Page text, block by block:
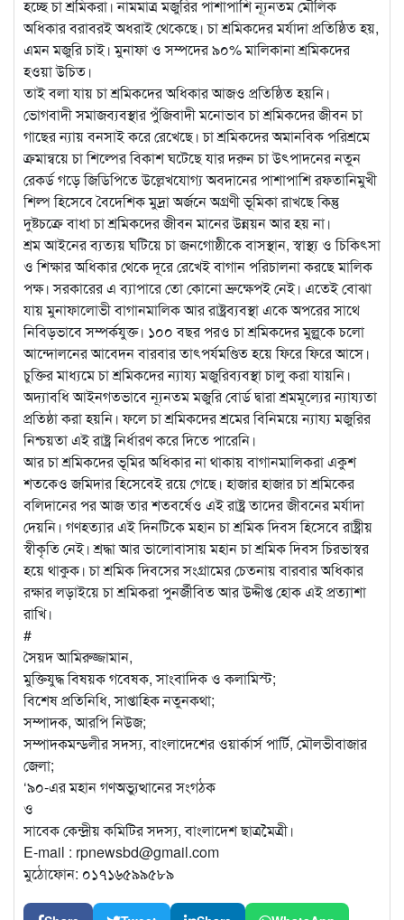
হচ্ছে চা শ্রমিকরা। নামমাত্র মজুরির পাশাপাশি ন্যূনতম মৌলিক
অধিকার বরাবরই অধরাই থেকেছে। চা শ্রমিকদের মর্যাদা প্রতিষ্ঠিত হয়,
এমন মজুরি চাই। মুনাফা ও সম্পদের ৯০% মালিকানা শ্রমিকদের
হওয়া উচিত।
তাই বলা যায় চা শ্রমিকদের অধিকার আজও প্রতিষ্ঠিত হয়নি।
ভোগবাদী সমাজব্যবস্থার পুঁজিবাদী মনোভাব চা শ্রমিকদের জীবন চা
গাছের ন্যায় বনসাই করে রেখেছে। চা শ্রমিকদের অমানবিক পরিশ্রমে
ক্রমান্বয়ে চা শিল্পের বিকাশ ঘটেছে যার দরুন চা উৎপাদনের নতুন
রেকর্ড গড়ে জিডিপিতে উল্লেখযোগ্য অবদানের পাশাপাশি রফতানিমুখী
শিল্প হিসেবে বৈদেশিক মুদ্রা অর্জনে অগ্রণী ভূমিকা রাখছে কিন্তু
দুষ্টচক্রে বাধা চা শ্রমিকদের জীবন মানের উন্নয়ন আর হয় না।
শ্রম আইনের ব্যত্যয় ঘটিয়ে চা জনগোষ্ঠীকে বাসস্থান, স্বাস্থ্য ও চিকিৎসা
ও শিক্ষার অধিকার থেকে দূরে রেখেই বাগান পরিচালনা করছে মালিক
পক্ষ। সরকারের এ ব্যাপারে তো কোনো ভ্রুক্ষেপই নেই। এতেই বোঝা
যায় মুনাফালোভী বাগানমালিক আর রাষ্ট্রব্যবস্থা একে অপরের সাথে
নিবিড়ভাবে সম্পর্কযুক্ত। ১০০ বছর পরও চা শ্রমিকদের মুল্লুকে চলো
আন্দোলনের আবেদন বারবার তাৎপর্যমণ্ডিত হয়ে ফিরে ফিরে আসে।
চুক্তির মাধ্যমে চা শ্রমিকদের ন্যায্য মজুরিব্যবস্থা চালু করা যায়নি।
অদ্যাবধি আইনগতভাবে ন্যূনতম মজুরি বোর্ড দ্বারা শ্রমমূল্যের ন্যায্যতা
প্রতিষ্ঠা করা হয়নি। ফলে চা শ্রমিকদের শ্রমের বিনিময়ে ন্যায্য মজুরির
নিশ্চয়তা এই রাষ্ট্র নির্ধারণ করে দিতে পারেনি।
আর চা শ্রমিকদের ভূমির অধিকার না থাকায় বাগানমালিকরা একুশ
শতকেও জমিদার হিসেবেই রয়ে গেছে। হাজার হাজার চা শ্রমিকের
বলিদানের পর আজ তার শতবর্ষেও এই রাষ্ট্র তাদের জীবনের মর্যাদা
দেয়নি। গণহত্যার এই দিনটিকে মহান চা শ্রমিক দিবস হিসেবে রাষ্ট্রীয়
স্বীকৃতি নেই। শ্রদ্ধা আর ভালোবাসায় মহান চা শ্রমিক দিবস চিরভাস্বর
হয়ে থাকুক। চা শ্রমিক দিবসের সংগ্রামের চেতনায় বারবার অধিকার
রক্ষার লড়াইয়ে চা শ্রমিকরা পুনর্জীবিত আর উদ্দীপ্ত হোক এই প্রত্যাশা
রাখি।
#
সৈয়দ আমিরুজ্জামান,
মুক্তিযুদ্ধ বিষয়ক গবেষক, সাংবাদিক ও কলামিস্ট;
বিশেষ প্রতিনিধি, সাপ্তাহিক নতুনকথা;
সম্পাদক, আরপি নিউজ;
সম্পাদকমন্ডলীর সদস্য, বাংলাদেশের ওয়ার্কার্স পার্টি, মৌলভীবাজার
জেলা;
‘৯০-এর মহান গণঅভ্যুত্থানের সংগঠক
ও
সাবেক কেন্দ্রীয় কমিটির সদস্য, বাংলাদেশ ছাত্রমৈত্রী।
E-mail : rpnewsbd@gmail.com
মুঠোফোন: ০১৭১৬৫৯৯৫৮৯